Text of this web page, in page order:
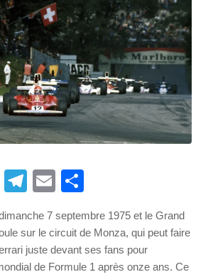
X Telegram
Email
7 septembre 1975 et le Grand
sur le circuit de Monza, qui peut faire
juste devant ses fans pour
de Formule 1 après onze ans. Ce